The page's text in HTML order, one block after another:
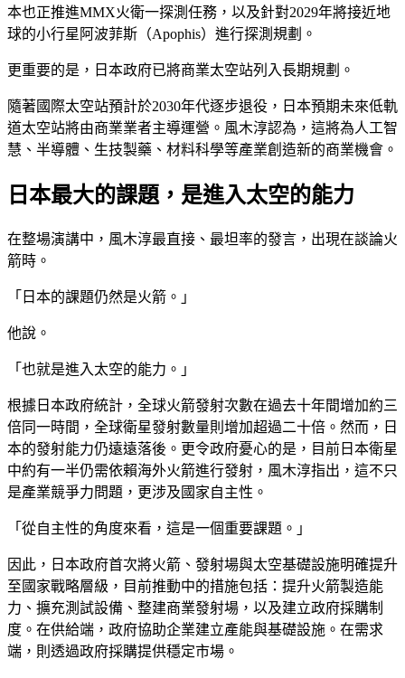
本也正推進MMX火衛一探測任務，以及針對2029年將接近地
球的小行星阿波菲斯（Apophis）進行探測規劃。
更重要的是，日本政府已將商業太空站列入長期規劃。
隨著國際太空站預計於2030年代逐步退役，日本預期未來低軌
道太空站將由商業業者主導運營。風木淳認為，這將為人工智
慧、半導體、生技製藥、材料科學等產業創造新的商業機會。
日本最大的課題，是進入太空的能力
在整場演講中，風木淳最直接、最坦率的發言，出現在談論火
箭時。
「日本的課題仍然是火箭。」
他說。
「也就是進入太空的能力。」
根據日本政府統計，全球火箭發射次數在過去十年間增加約三
倍同一時間，全球衛星發射數量則增加超過二十倍。然而，日
本的發射能力仍遠遠落後。更令政府憂心的是，目前日本衛星
中約有一半仍需依賴海外火箭進行發射，風木淳指出，這不只
是產業競爭力問題，更涉及國家自主性。
「從自主性的角度來看，這是一個重要課題。」
因此，日本政府首次將火箭、發射場與太空基礎設施明確提升
至國家戰略層級，目前推動中的措施包括：提升火箭製造能
力、擴充測試設備、整建商業發射場，以及建立政府採購制
度。在供給端，政府協助企業建立產能與基礎設施。在需求
端，則透過政府採購提供穩定市場。